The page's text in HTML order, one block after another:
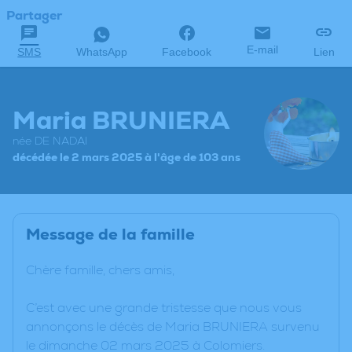
Partager
SMS WhatsApp Facebook E-mail Lien
Maria BRUNIERA
née DE NADAI
décédée le 2 mars 2025 à l'âge de 103 ans
Message de la famille
Chère famille, chers amis,
C’est avec une grande tristesse que nous vous
annonçons le décès de Maria BRUNIERA survenu
le dimanche 02 mars 2025 à Colomiers.